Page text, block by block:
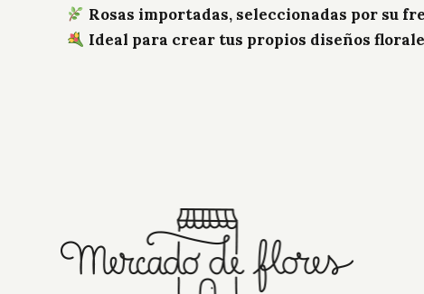
Rosas importadas, seleccionadas por su
Ideal para crear tus propios diseños